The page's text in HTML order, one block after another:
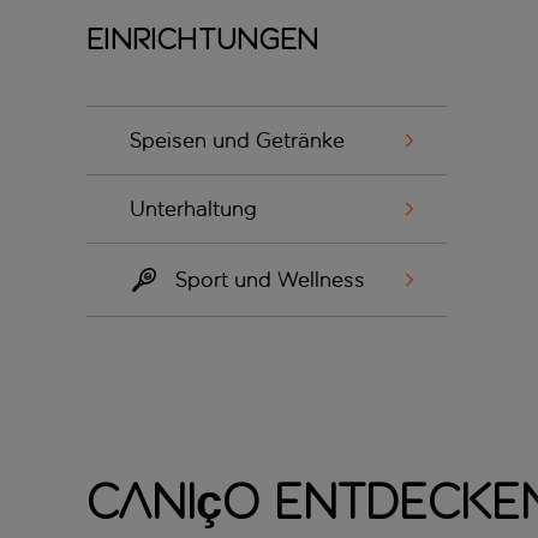
Einrichtungen
Speisen und Getränke
Unterhaltung
Sport und Wellness
Caniço